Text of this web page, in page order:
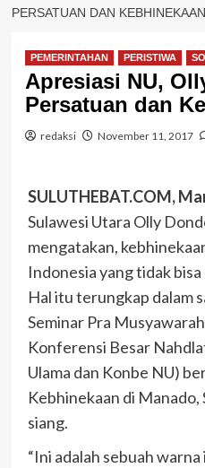
PERSATUAN DAN KEBHINEKAAN
PEMERINTAHAN PERISTIWA
Apresiasi NU,
Persatuan dan
redaksi November 11, 2017
SULUTHEBAT.COM,
Sulawesi Utara Olly
mengatakan,
Indonesia yang tidak
Hal itu terungkap dalam
Seminar Pra
Konferensi Besar
Ulama dan Konbe NU)
Kebhinekaan di
siang.
“Ini adalah sebuah